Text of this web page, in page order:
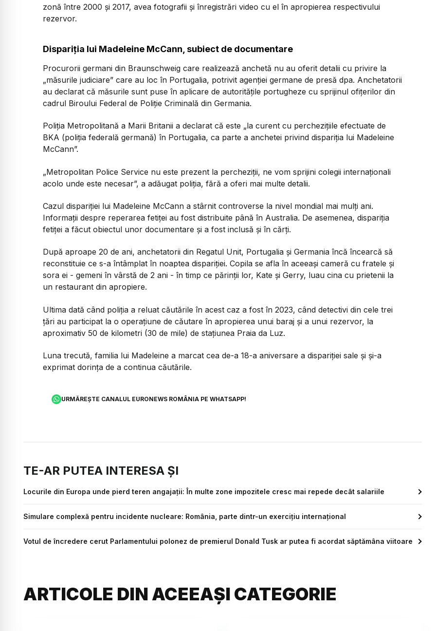
zonă între 2000 și 2017, avea fotografii și înregistrări video cu el în apropierea respectivului
rezervor.
Dispariția lui Madeleine McCann, subiect de documentare
Procurorii germani din Braunschweig care realizează anchetă nu au oferit detalii cu privire la
„măsurile judiciare” care au loc în Portugalia, potrivit agenției germane de presă dpa. Anchetatorii
au declarat că măsurile sunt puse în aplicare de autoritățile portugheze cu sprijinul ofițerilor din
cadrul Biroului Federal de Poliție Criminală din Germania.
Poliția Metropolitană a Marii Britanii a declarat că este „la curent cu perchezițiile efectuate de
BKA (poliția federală germană) în Portugalia, ca parte a anchetei privind dispariția lui Madeleine
McCann”.
„Metropolitan Police Service nu este prezent la percheziții, ne vom sprijini colegii internaționali
acolo unde este necesar”, a adăugat poliția, fără a oferi mai multe detalii.
Cazul dispariției lui Madeleine McCann a stârnit controverse la nivel mondial mai mulți ani.
Informații despre reperarea fetiței au fost distribuite până în Australia. De asemenea, dispariția
fetiței a făcut obiectul unor documentare și a fost inclusă și în cărți.
După aproape 20 de ani, anchetatorii din Regatul Unit, Portugalia și Germania încă încearcă să
reconstituie ce s-a întâmplat în noaptea dispariției. Copila se afla în aceeași cameră cu fratele și
sora ei - gemeni în vârstă de 2 ani - în timp ce părinții lor, Kate și Gerry, luau cina cu prietenii la
un restaurant din apropiere.
Ultima dată când poliția a reluat căutările în acest caz a fost în 2023, când detectivi din cele trei
țări au participat la o operațiune de căutare în apropierea unui baraj și a unui rezervor, la
aproximativ 50 de kilometri (30 de mile) de stațiunea Praia da Luz.
Luna trecută, familia lui Madeleine a marcat cea de-a 18-a aniversare a dispariției sale și și-a
exprimat dorința de a continua căutările.
URMĂREȘTE CANALUL EURONEWS ROMÂNIA PE WHATSAPP!
TE-AR PUTEA INTERESA ȘI
Locurile din Europa unde pierd teren angajații: În multe zone impozitele cresc mai repede decât salariile
Simulare complexă pentru incidente nucleare: România, parte dintr-un exercițiu internațional
Votul de încredere cerut Parlamentului polonez de premierul Donald Tusk ar putea fi acordat săptămâna viitoare
ARTICOLE DIN ACEEAȘI CATEGORIE